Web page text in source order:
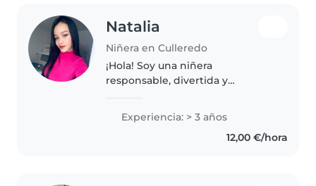
Natalia
Niñera en Culleredo
¡Hola! Soy una niñera
responsable, divertida y
experiencia cuidando niños de
todas las edades. Me encanta
dibujar, leer cuentos, tocar
Experiencia: > 3 años
12,00 €/hora